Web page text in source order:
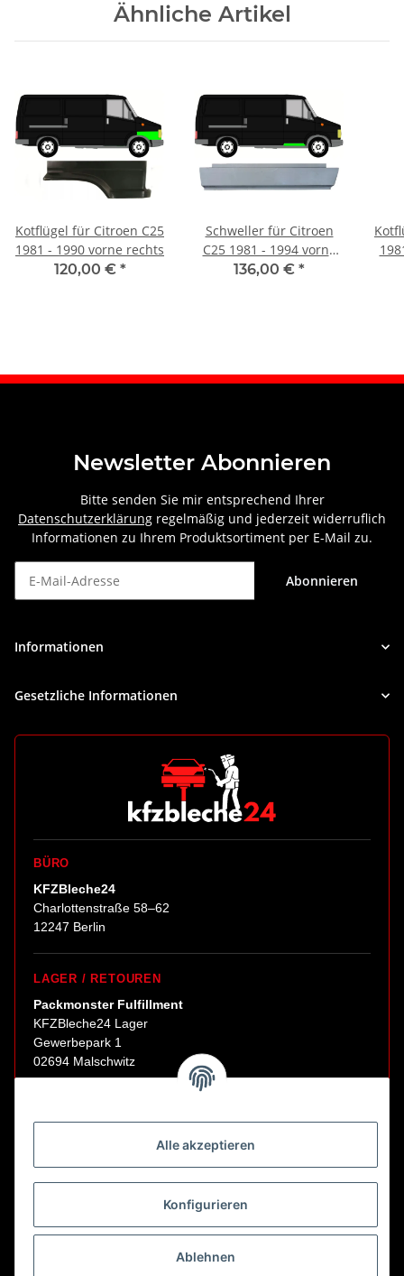
Alle akzeptieren
Konfigurieren
Ablehnen
Ähnliche Artikel
Kotflügel für Citroen C25
1981 - 1990 vorne rechts
120,00 € *
Schweller für Citroen
C25 1981 - 1994 vorne
rechts
136,00 € *
Newsletter Abonnieren
Bitte senden Sie mir entsprechend Ihrer
Datenschutzerklärung regelmäßig und jederzeit widerruflich
Informationen zu Ihrem Produktsortiment per E-Mail zu.
Abonnieren
Informationen
Gesetzliche Informationen
BÜRO
KFZBleche24
Charlottenstraße 58–62
12247 Berlin
LAGER / RETOUREN
Packmonster Fulfillment
KFZBleche24 Lager
Gewerbepark 1
02694 Malschwitz
Abholungen nur nach Terminvereinbarung.
E-Mail:sales@kfzbleche24.de
Vertrag widerrufen